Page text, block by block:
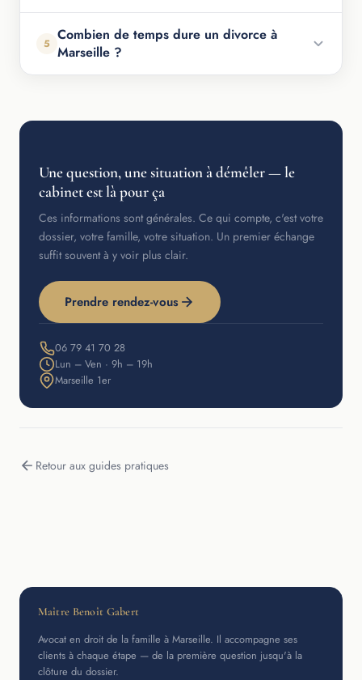
5 Combien de temps dure un divorce à
Marseille ?
Une question, une situation à démêler — le
cabinet est là pour ça
Ces informations sont générales. Ce qui compte, c'est votre
dossier, votre famille, votre situation. Un premier échange
suffit souvent à y voir plus clair.
Prendre rendez-vous
06 79 41 70 28
Lun – Ven · 9h – 19h
Marseille 1er
Retour aux guides pratiques
Maître Benoît Gabert
Avocat en droit de la famille à Marseille. Il accompagne ses
clients à chaque étape — de la première question jusqu'à la
clôture du dossier.